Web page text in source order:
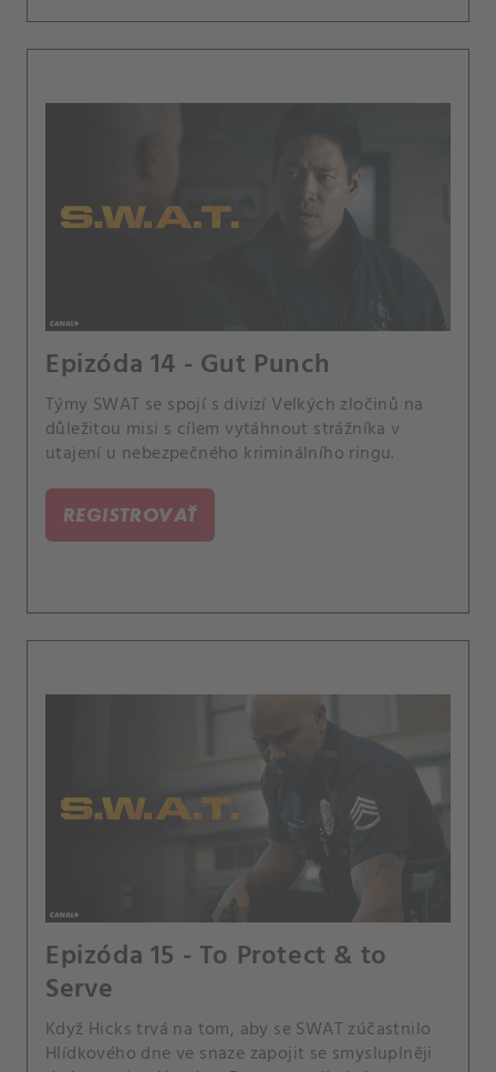
Epizóda 14 - Gut Punch
Týmy SWAT se spojí s divizí Velkých zločinů na
důležitou misi s cílem vytáhnout strážníka v
utajení u nebezpečného kriminálního ringu.
REGISTROVAŤ
Epizóda 15 - To Protect & to
Serve
Když Hicks trvá na tom, aby se SWAT zúčastnilo
Hlídkového dne ve snaze zapojit se smysluplněji